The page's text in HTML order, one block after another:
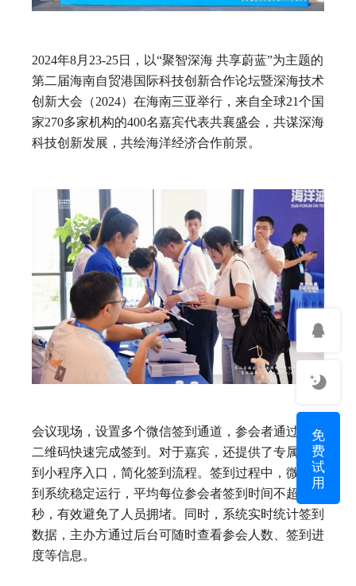
2024年8月23-25日，以“聚智深海 共享蔚蓝”为主题的
第二届海南自贸港国际科技创新合作论坛暨深海技术
创新大会（2024）在海南三亚举行，来自全球21个国
家270多家机构的400名嘉宾代表共襄盛会，共谋深海
科技创新发展，共绘海洋经济合作前景。
会议现场，设置多个微信签到通道，参会者通过扫描
二维码快速完成签到。对于嘉宾，还提供了专属的签
到小程序入口，简化签到流程。签到过程中，微信签
到系统稳定运行，平均每位参会者签到时间不超过 5
秒，有效避免了人员拥堵。同时，系统实时统计签到
数据，主办方通过后台可随时查看参会人数、签到进
度等信息。
免
费
试
用